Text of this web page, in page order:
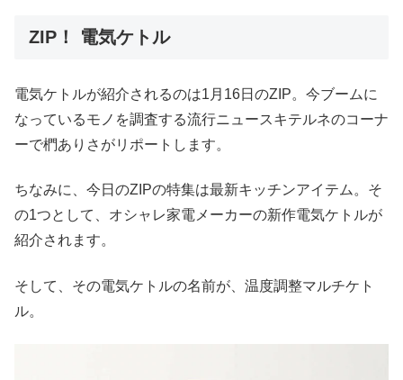
ZIP！ 電気ケトル
電気ケトルが紹介されるのは1月16日のZIP。今ブームに
なっているモノを調査する流行ニュースキテルネのコーナ
ーで椚ありさがリポートします。
ちなみに、今日のZIPの特集は最新キッチンアイテム。そ
の1つとして、オシャレ家電メーカーの新作電気ケトルが
紹介されます。
そして、その電気ケトルの名前が、温度調整マルチケト
ル。